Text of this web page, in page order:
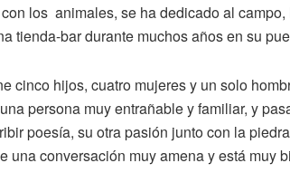
los animales, se ha dedicado al
tienda-bar durante muchos años en su
cinco hijos, cuatro mujeres y un solo
persona muy entrañable y familiar, y
poesía, su otra pasión junto con la
una conversación muy amena y está muy